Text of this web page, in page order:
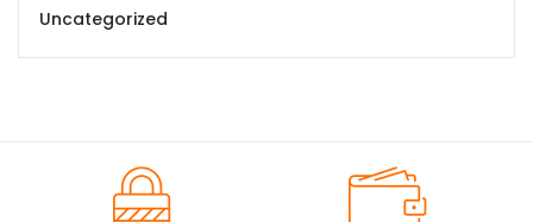
Uncategorized